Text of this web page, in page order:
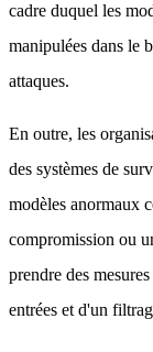
cadre duquel les
manipulées dans le
attaques.
En outre, les
des systèmes de
modèles anormaux
compromission ou
prendre des
entrées et d'un